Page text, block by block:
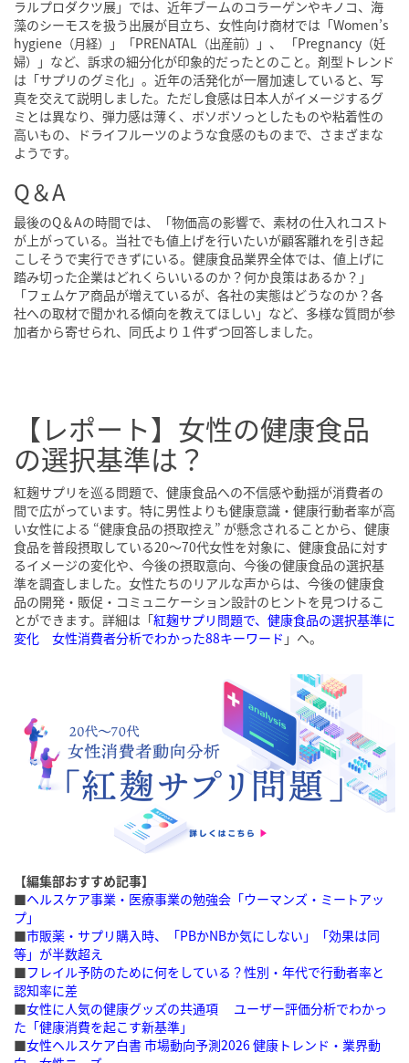
ラルプロダクツ展」では、近年ブームのコラーゲンやキノコ、海
藻のシーモスを扱う出展が目立ち、女性向け商材では「Women’s
hygiene （月経） 」「PRENATAL （出産前） 」、 「Pregnancy （妊
婦）
」など、訴求の細分化が印象的だったとのこと。剤型トレンド
は「サプリのグミ化」。近年の活発化が一層加速していると、写
真を交えて説明しました。ただし食感は日本人がイメージするグ
ミとは異なり、弾力感は薄く、ボソボソっとしたものや粘着性の
高いもの、ドライフルーツのような食感のものまで、さまざまな
ようです。
Q＆A
最後のQ＆Aの時間では、「物価高の影響で、素材の仕入れコスト
が上がっている。当社でも値上げを行いたいが顧客離れを引き起
こしそうで実行できずにいる。健康食品業界全体では、値上げに
踏み切った企業はどれくらいいるのか？何か良策はあるか？」
「フェムケア商品が増えているが、各社の実態はどうなのか？各
社への取材で聞かれる傾向を教えてほしい」など、多様な質問が参
加者から寄せられ、同氏より１件ずつ回答しました。
【レポート】女性の健康食品
の選択基準は？
紅麹サプリを巡る問題で、健康食品への不信感や動揺が消費者の
間で広がっています。特に男性よりも健康意識・健康行動者率が高
い女性による “健康食品の摂取控え” が懸念されることから、健康
食品を普段摂取している20〜70代女性を対象に、健康食品に対す
るイメージの変化や、今後の摂取意向、今後の健康食品の選択基
準を調査しました。女性たちのリアルな声からは、今後の健康食
品の開発・販促・コミュニケーション設計のヒントを見つけるこ
とができます。詳細は「紅麹サプリ問題で、健康食品の選択基準に
変化 女性消費者分析でわかった88キーワード 」へ。
【編集部おすすめ記事】
■ヘルスケア事業・医療事業の勉強会「ウーマンズ・ミートアッ
プ」
■市販薬・サプリ購入時、「PBかNBか気にしない」「効果は同
等」が半数超え
■フレイル予防のために何をしている？性別・年代で行動者率と
認知率に差
■女性に人気の健康グッズの共通項 ユーザー評価分析でわかっ
た「健康消費を起こす新基準」
■女性ヘルスケア白書 市場動向予測2026 健康トレンド・業界動